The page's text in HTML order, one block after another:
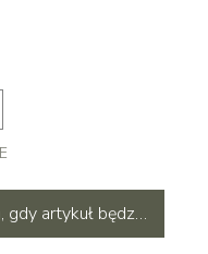
gdy artykuł będzie